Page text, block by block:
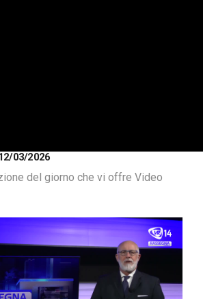
03/2026
del giorno che vi offre Video